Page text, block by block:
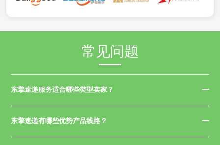
常见问题
东擎速递服务适合哪些类型卖家？
东擎速递有哪些优势产品线路？